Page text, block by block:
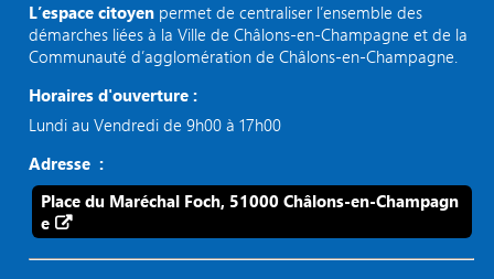
L’espace citoyen permet de centraliser l’ensemble des
démarches liées à la Ville de Châlons-en-Champagne et de la
Communauté d’agglomération de Châlons-en-Champagne.
Horaires d'ouverture :
Lundi au Vendredi de 9h00 à 17h00
Adresse :
Place du Maréchal Foch, 51000 Châlons-en-Champagn
e